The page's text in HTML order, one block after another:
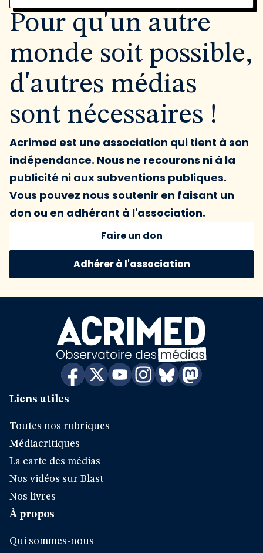
Pour qu'un autre
monde soit possible,
d'autres médias
sont nécessaires !
Acrimed est une association qui tient à son
indépendance. Nous ne recourons ni à la
publicité ni aux subventions publiques.
Vous pouvez nous soutenir en faisant un
don ou en adhérant à l'association.
Faire un don
Adhérer à l'association
Liens utiles
Toutes nos rubriques
Médiacritiques
La carte des médias
Nos vidéos sur Blast
Nos livres
À propos
Qui sommes-nous